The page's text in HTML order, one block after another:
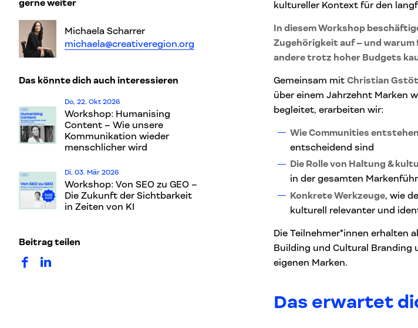
gerne weiter
Michaela Scharrer
michaela@creativeregion.org
Das könnte dich auch interessieren
Do, 22. Okt 2026
Workshop: Humanising
Content – Wie unsere
Kommunikation wieder
menschlicher wird
Di, 03. Mär 2026
Workshop: Von SEO zu GEO –
Die Zukunft der Sichtbarkeit
in Zeiten von KI
Beitrag teilen
auf Facebook teilen
auf LinkedIn teilen
kultureller Kontext für den
In diesem Workshop
Zugehörigkeit auf – und
andere trotz hoher Budgets
Gemeinsam mit Christian
über einem Jahrzehnt Marken
begleitet, erarbeiten wir:
Wie Communities entstehen
entscheidend sind
Die Rolle von Haltung &
in der gesamten
Konkrete Werkzeuge, wie
kulturell relevanter und
Die Teilnehmer*innen erhalten
Building und Cultural
eigenen Marken.
Das erwartet